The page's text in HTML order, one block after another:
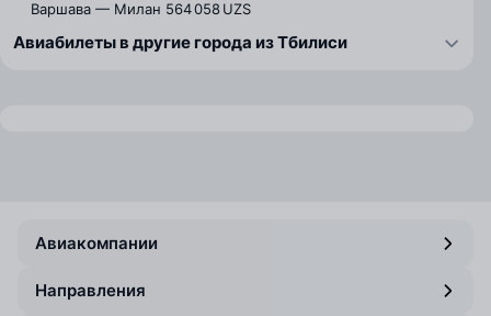
Варшава — Милан 564 058 UZS
Авиабилеты в другие города из Тбилиси
Авиакомпании
Направления